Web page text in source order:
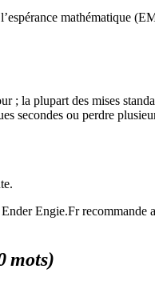
mathématique
la plupart des mises
secondes ou perdre
Engie.Fr
mots)